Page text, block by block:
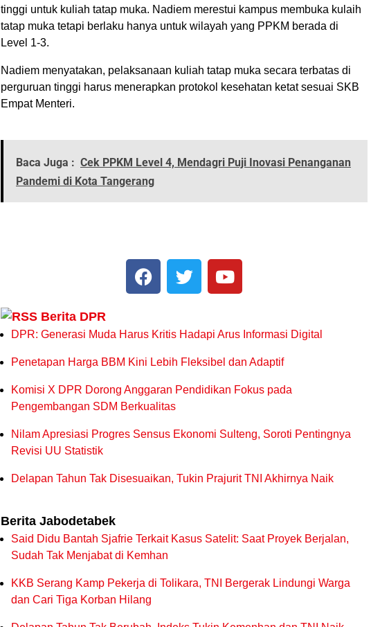
tinggi untuk kuliah tatap muka. Nadiem merestui kampus membuka kulaih
tatap muka tetapi berlaku hanya untuk wilayah yang PPKM berada di
Level 1-3.
Nadiem menyatakan, pelaksanaan kuliah tatap muka secara terbatas di
perguruan tinggi harus menerapkan protokol kesehatan ketat sesuai SKB
Empat Menteri.
Baca Juga : Cek PPKM Level 4, Mendagri Puji Inovasi Penanganan
Pandemi di Kota Tangerang
Berita DPR
DPR: Generasi Muda Harus Kritis Hadapi Arus Informasi Digital
Penetapan Harga BBM Kini Lebih Fleksibel dan Adaptif
Komisi X DPR Dorong Anggaran Pendidikan Fokus pada
Pengembangan SDM Berkualitas
Nilam Apresiasi Progres Sensus Ekonomi Sulteng, Soroti Pentingnya
Revisi UU Statistik
Delapan Tahun Tak Disesuaikan, Tukin Prajurit TNI Akhirnya Naik
Berita Jabodetabek
Said Didu Bantah Sjafrie Terkait Kasus Satelit: Saat Proyek Berjalan,
Sudah Tak Menjabat di Kemhan
KKB Serang Kamp Pekerja di Tolikara, TNI Bergerak Lindungi Warga
dan Cari Tiga Korban Hilang